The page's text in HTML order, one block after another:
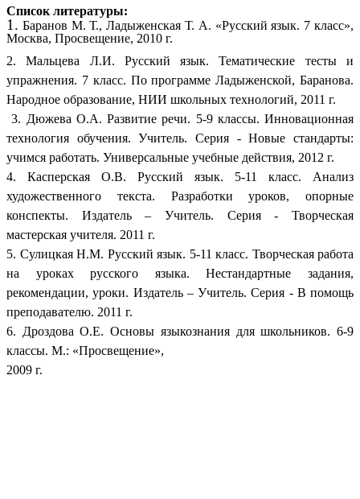
Список литературы:
1. Баранов М. Т., Ладыженская Т. А. «Русский язык. 7 класс»,
Москва, Просвещение, 2010 г.
2. Мальцева Л.И. Русский язык. Тематические тесты и
упражнения. 7 класс. По программе Ладыженской, Баранова.
Народное образование, НИИ школьных технологий, 2011 г.
3. Дюжева О.А. Развитие речи. 5-9 классы. Инновационная
технология обучения. Учитель. Серия - Новые стандарты:
учимся работать. Универсальные учебные действия, 2012 г.
4. Касперская О.В. Русский язык. 5-11 класс. Анализ
художественного текста. Разработки уроков, опорные
конспекты. Издатель – Учитель. Серия - Творческая
мастерская учителя. 2011 г.
5. Сулицкая Н.М. Русский язык. 5-11 класс. Творческая работа
на уроках русского языка. Нестандартные задания,
рекомендации, уроки. Издатель – Учитель. Серия - В помощь
преподавателю. 2011 г.
6. Дроздова О.Е. Основы языкознания для школьников. 6-9
классы. М.: «Просвещение»,
2009 г.